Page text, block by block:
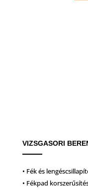
VIZSGASORI
• Fék és
• Fékpad